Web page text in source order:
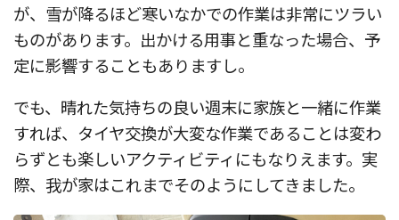
が、雪が降るほど寒いなかでの作業は非常にツラい
ものがあります。出かける用事と重なった場合、予
定に影響することもありますし。
でも、晴れた気持ちの良い週末に家族と一緒に作業
すれば、タイヤ交換が大変な作業であることは変わ
らずとも楽しいアクティビティにもなりえます。実
際、我が家はこれまでそのようにしてきました。